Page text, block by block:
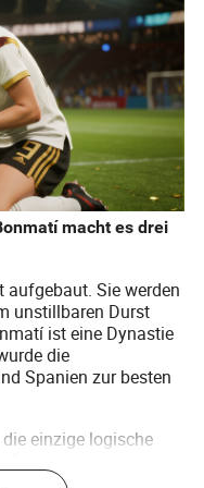
macht es drei
aufgebaut. Sie werden
unstillbaren Durst
ist eine Dynastie
die
Spanien zur besten
einzige logische
spielte. Bonmatí